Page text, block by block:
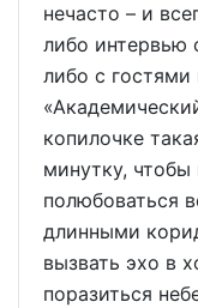
нечасто – и
либо интервью
либо с
копилочке
минутку, чтобы
полюбоваться
длинными
вызвать эхо в
поразиться